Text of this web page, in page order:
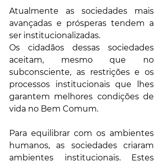
Atualmente as sociedades mais
avançadas e prósperas tendem a
ser institucionalizadas.
Os cidadãos dessas sociedades
aceitam, mesmo que no
subconsciente, as restrições e os
processos institucionais que lhes
garantem melhores condições de
vida no Bem Comum.
Para equilibrar com os ambientes
humanos, as sociedades criaram
ambientes institucionais. Estes